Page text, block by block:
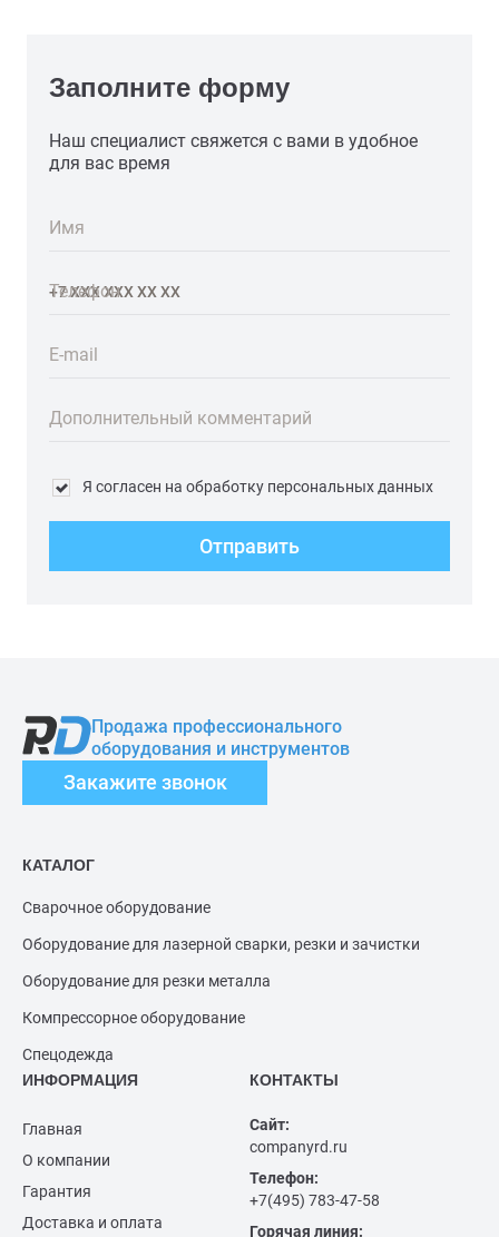
Заполните форму
Наш специалист свяжется с вами в удобное
для вас время
Имя
Телефон
E-mail
Дополнительный комментарий
Я согласен на обработку персональных данных
Отправить
Продажа профессионального
оборудования и инструментов
Закажите звонок
КАТАЛОГ
Сварочное оборудование
Оборудование для лазерной сварки, резки и зачистки
Оборудование для резки металла
Компрессорное оборудование
Спецодежда
ИНФОРМАЦИЯ
Главная
О компании
Гарантия
Доставка и оплата
КОНТАКТЫ
Сайт:
companyrd.ru
Телефон:
+7(495) 783-47-58
Горячая линия: